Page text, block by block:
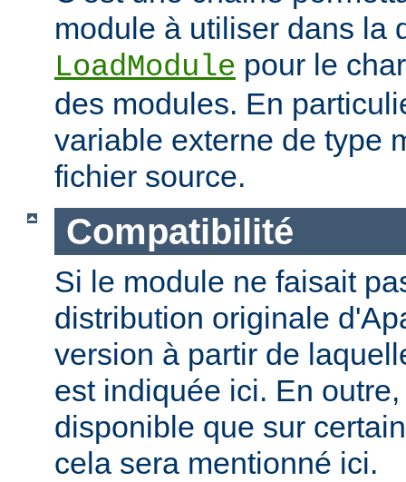
module à utiliser dans la
LoadModule pour le
des modules. En
variable externe de type
fichier source.
Compatibilité
Si le module ne faisait
distribution originale
version à partir de
est indiquée ici. En
disponible que sur
cela sera mentionné ici.